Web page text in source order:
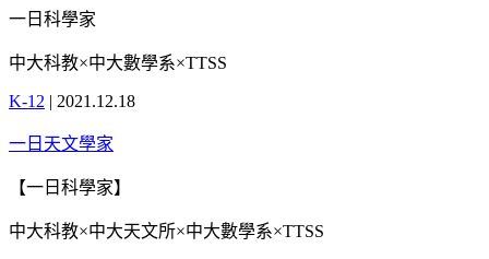
一日科學家
中大科教×中大數學系×TTSS
K-12 | 2021.12.18
一日天文學家
【一日科學家】
中大科教×中大天文所×中大數學系×TTSS